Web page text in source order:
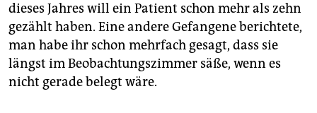
dieses Jahres will ein Patient schon mehr als zehn
gezählt haben. Eine andere Gefangene berichtete,
man habe ihr schon mehrfach gesagt, dass sie
längst im Beobachtungszimmer säße, wenn es
nicht gerade belegt wäre.